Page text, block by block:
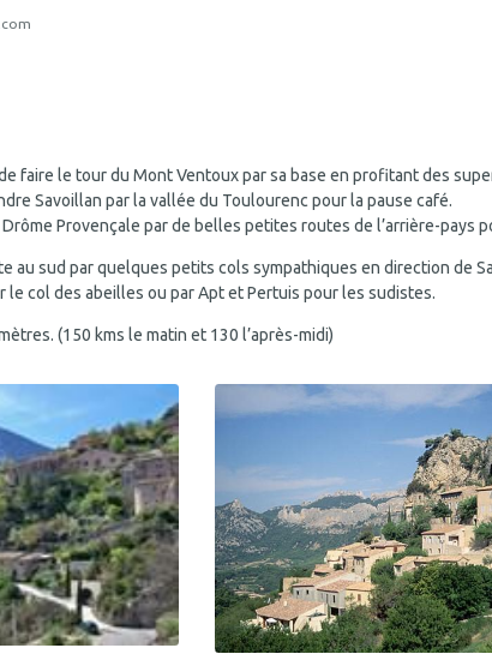
faire le tour du Mont Ventoux par sa base en profitant des
Savoillan par la vallée du Toulourenc pour la pause café.
Provençale par de belles petites routes de l’arrière-pays
au sud par quelques petits cols sympathiques en direction de
le col des abeilles ou par Apt et Pertuis pour les sudistes.
(150 kms le matin et 130 l’après-midi)